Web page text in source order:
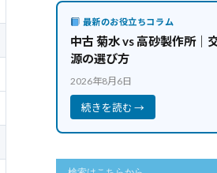
最新のお役立ちコラム
中古 菊水 vs 高砂製作所｜
源の選び方
2026年8月6日
続きを読む →